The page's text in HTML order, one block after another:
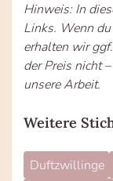
Hinweis: In
Links. Wenn
erhalten wir
der Preis nicht
unsere Arbeit.
Weitere
Duftzwillinge